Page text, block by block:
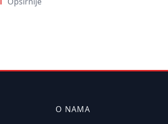
O NAMA